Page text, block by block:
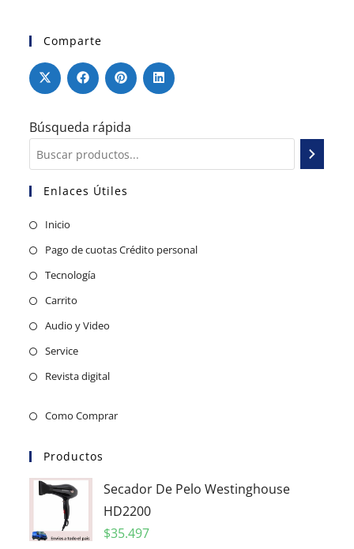
Comparte
Búsqueda rápida
Enlaces Útiles
Inicio
Pago de cuotas Crédito personal
Tecnología
Carrito
Audio y Video
Service
Revista digital
Como Comprar
Productos
Secador De Pelo Westinghouse
HD2200
$35.497